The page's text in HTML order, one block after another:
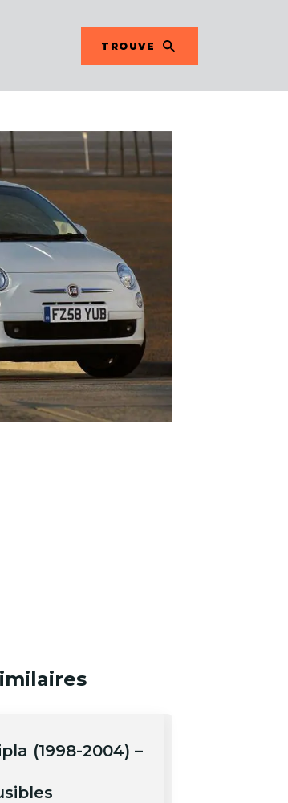
TROUVE
(1998-2004) –